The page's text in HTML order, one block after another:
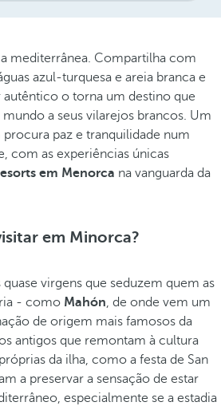
mediterrânea. Compartilha com
azul-turquesa e areia branca e
autêntico o torna um destino que
a seus vilarejos brancos. Um
paz e tranquilidade num
com as experiências únicas
em Menorca na vanguarda da
em Minorca?
virgens que seduzem quem as
- como Mahón, de onde vem um
de origem mais famosos da
antigos que remontam à cultura
da ilha, como a festa de San
a preservar a sensação de estar
especialmente se a estadia